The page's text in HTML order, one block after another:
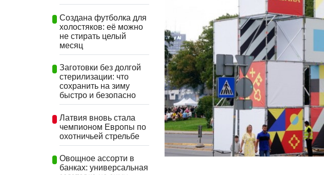
Создана футболка для
холостяков: её можно
не стирать целый
месяц
Заготовки без долгой
стерилизации: что
сохранить на зиму
быстро и безопасно
Латвия вновь стала
чемпионом Европы по
охотничьей стрельбе
Овощное ассорти в
банках: универсальная